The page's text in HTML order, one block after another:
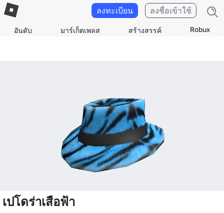
อันดับ มาร์เก็ตเพลส สร้างสรรค์ Robux
ลงทะเบียน ลงชื่อเข้าใช้
เปโดร่าเสือฟ้า